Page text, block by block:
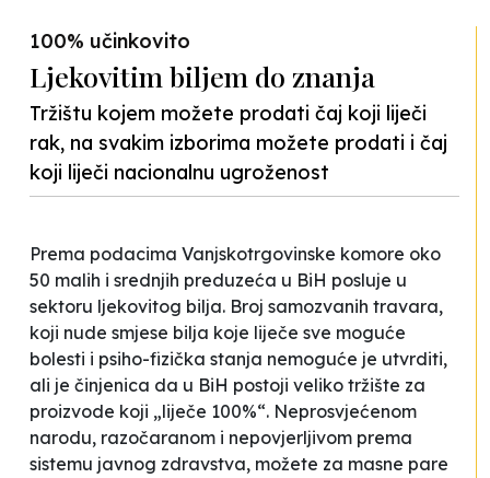
100% učinkovito
Ljekovitim biljem do znanja
Tržištu kojem možete prodati čaj koji liječi
rak, na svakim izborima možete prodati i čaj
koji liječi nacionalnu ugroženost
Prema podacima Vanjskotrgovinske komore oko
50 malih i srednjih preduzeća u BiH posluje u
sektoru ljekovitog bilja. Broj samozvanih travara,
koji nude smjese bilja koje liječe sve moguće
bolesti i psiho-fizička stanja nemoguće je utvrditi,
ali je činjenica da u BiH postoji veliko tržište za
proizvode koji „liječe 100%“. Neprosvjećenom
narodu, razočaranom i nepovjerljivom prema
sistemu javnog zdravstva, možete za masne pare